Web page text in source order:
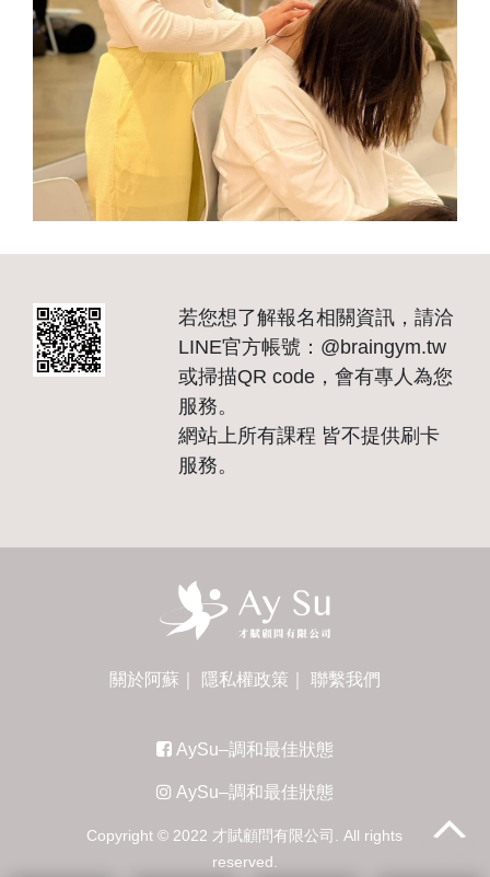
若您想了解報名相關資訊，請洽
LINE官方帳號：@braingym.tw
或掃描QR code，會有專人為您
服務。
網站上所有課程 皆不提供刷卡
服務。
關於阿蘇 隱私權政策 聯繫我們
AySu–調和最佳狀態
AySu–調和最佳狀態
Copyright © 2022 才賦顧問有限公司. All rights
reserved.